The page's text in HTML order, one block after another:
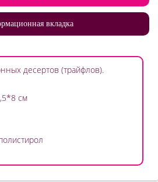
вкладка
десертов (трайфлов).
см